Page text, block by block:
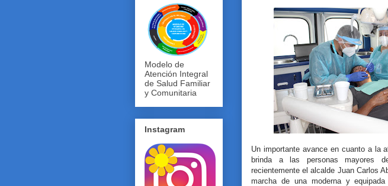
Un importante avance en cuanto a la
brinda a las personas mayores
recientemente el alcalde Juan Carlos
marcha de una moderna y equipada
Modelo de
Atención Integral
de Salud Familiar
y Comunitaria
Instagram